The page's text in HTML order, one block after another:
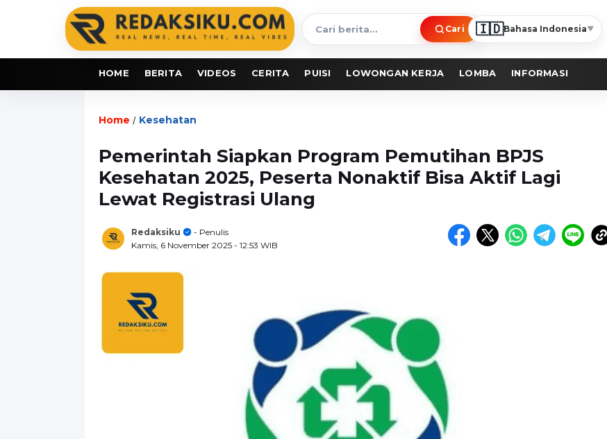
Cari
berita
Cari 🇮🇩Bahasa Indonesia▼
HOME BERITA VIDEOS CERITA PUISI LOWONGAN KERJA LOMBA INFORMASI
Home / Kesehatan
Pemerintah Siapkan Program Pemutihan BPJS
Kesehatan 2025, Peserta Nonaktif Bisa Aktif Lagi
Lewat Registrasi Ulang
Redaksiku
- Penulis
Kamis, 6 November 2025 - 12:53 WIB